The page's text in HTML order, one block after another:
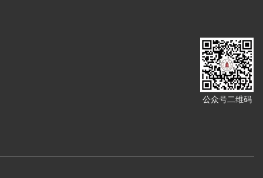
公众号二维码